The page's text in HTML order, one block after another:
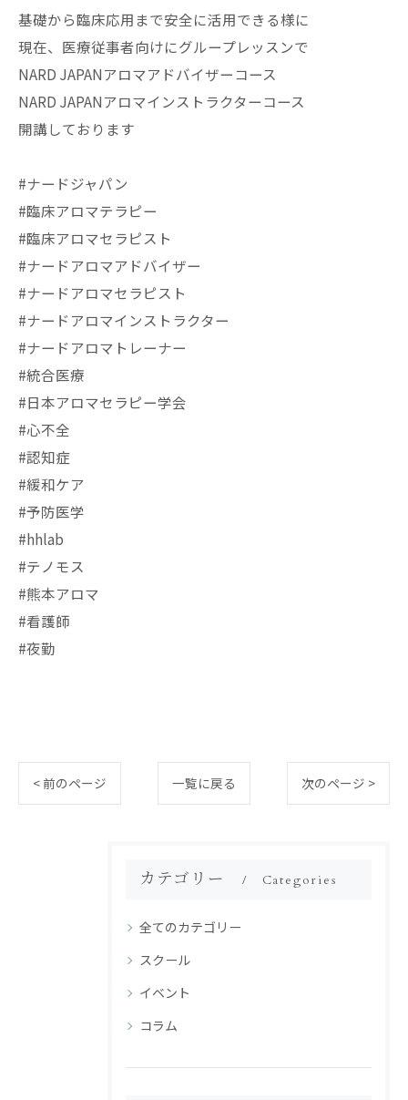
基礎から臨床応用まで安全に活用できる様に
現在、医療従事者向けにグループレッスンで
NARD JAPANアロマアドバイザーコース
NARD JAPANアロマインストラクターコース
開講しております
#ナードジャパン
#臨床アロマテラピー
#臨床アロマセラピスト
#ナードアロマアドバイザー
#ナードアロマセラピスト
#ナードアロマインストラクター
#ナードアロマトレーナー
#統合医療
#日本アロマセラピー学会
#心不全
#認知症
#緩和ケア
#予防医学
#hhlab
#テノモス
#熊本アロマ
#看護師
#夜勤
< 前のページ 一覧に戻る 次のページ >
カテゴリー Categories
全てのカテゴリー
スクール
イベント
コラム